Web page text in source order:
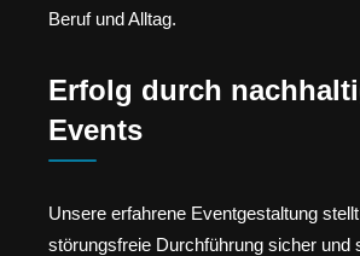
Beruf und Alltag.
Erfolg durch
Events
Unsere erfahrene Eventgestaltung
störungsfreie Durchführung sicher und